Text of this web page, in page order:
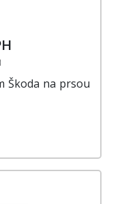
Škoda na prsou